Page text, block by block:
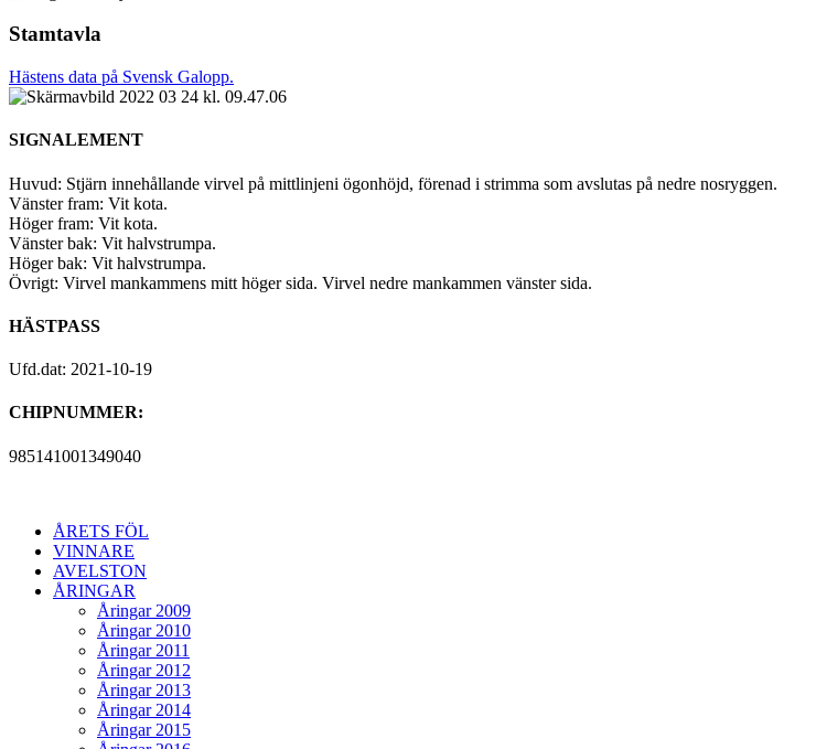
Stamtavla
Hästens data på Svensk Galopp.
SIGNALEMENT
Huvud: Stjärn innehållande virvel på mittlinjeni ögonhöjd, förenad i strimma som avslutas på nedre nosryggen.
Vänster fram: Vit kota.
Höger fram: Vit kota.
Vänster bak: Vit halvstrumpa.
Höger bak: Vit halvstrumpa.
Övrigt: Virvel mankammens mitt höger sida. Virvel nedre mankammen vänster sida.
HÄSTPASS
Ufd.dat: 2021-10-19
CHIPNUMMER:
985141001349040
ÅRETS FÖL
VINNARE
AVELSTON
ÅRINGAR
Åringar 2009
Åringar 2010
Åringar 2011
Åringar 2012
Åringar 2013
Åringar 2014
Åringar 2015